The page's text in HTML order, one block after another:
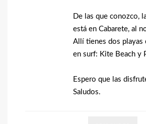
De las que conozco,
está en Cabarete, al
Allí tienes dos playas
en surf: Kite Beach y
Espero que las
Saludos.